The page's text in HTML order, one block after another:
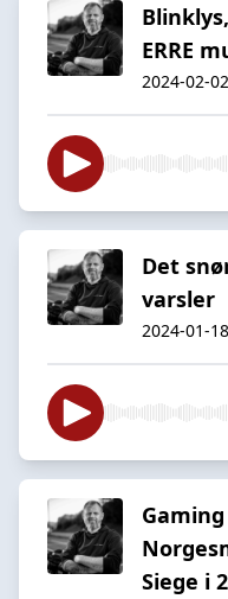
ERRE
2024-02-02
Det
varsler
2024-01-18
Siege i